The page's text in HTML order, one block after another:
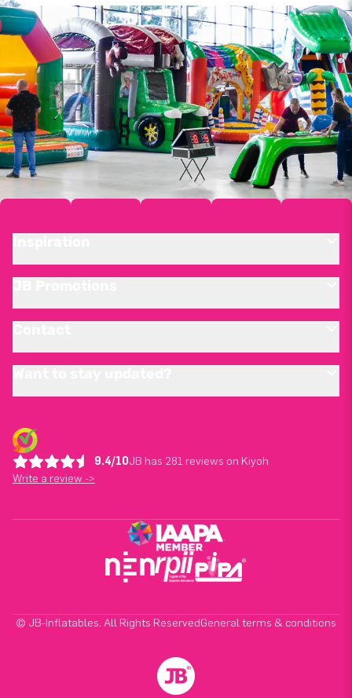
9.4/10JB has 281 reviews on Kiyoh
Write a review ->
© JB-Inflatables. All Rights ReservedGeneral terms & conditions